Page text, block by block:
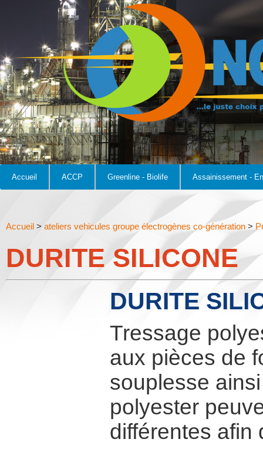
Accueil ACCP Greenline - Biolife Assainissement -
Accueil > ateliers vehicules groupe électrogènes co-génération >
DURITE SILICONE
DURITE
Tressage
aux pièces de
souplesse
polyester
différentes afin